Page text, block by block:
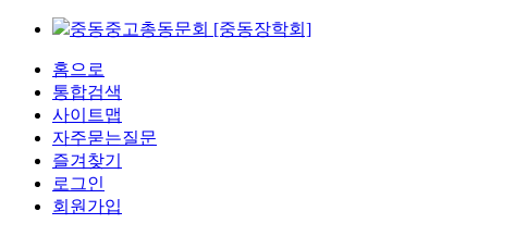
중동중고총동문회 [중동장학회]
홈으로
통합검색
사이트맵
자주묻는질문
즐겨찾기
로그인
회원가입